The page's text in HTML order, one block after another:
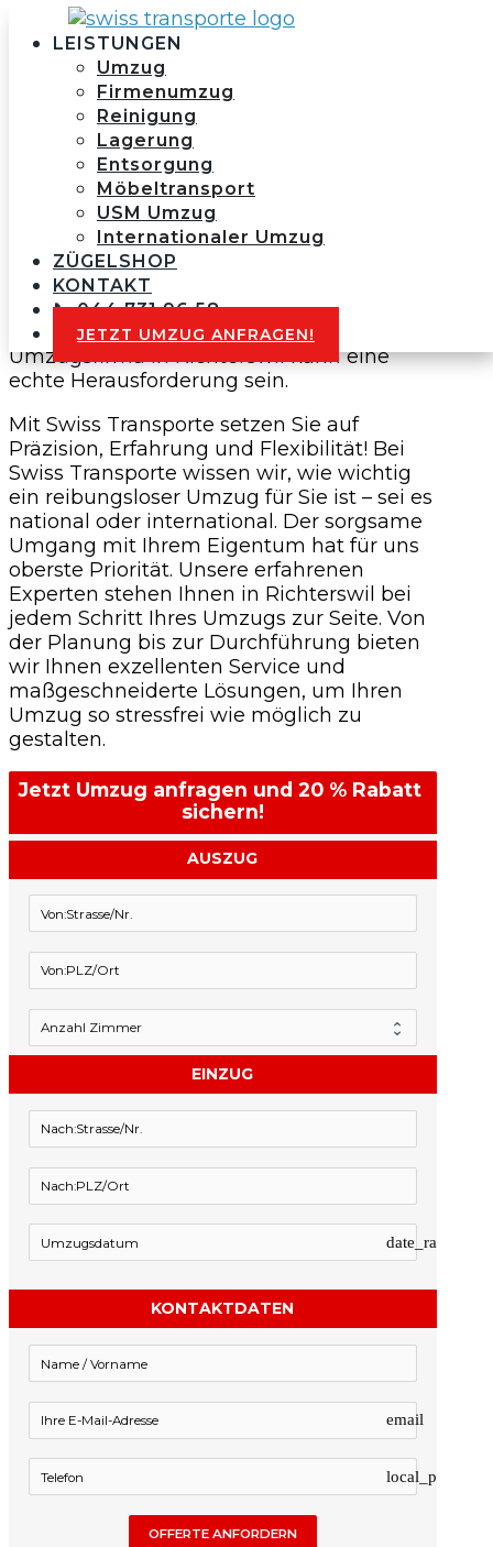
LEISTUNGEN
Umzug
Firmenumzug
Reinigung
Lagerung
Entsorgung
Möbeltransport
USM Umzug
Internationaler Umzug
ZÜGELSHOP
KONTAKT
📞 044 731 96 58
JETZT UMZUG ANFRAGEN!
Privatumzug
Richterswil
Die Suche nach einer vertrauenswürdigen
Umzugsfirma in Richterswil kann eine
echte Herausforderung sein.
Mit Swiss Transporte setzen Sie auf
Präzision, Erfahrung und Flexibilität! Bei
Swiss Transporte wissen wir, wie wichtig
ein reibungsloser Umzug für Sie ist – sei es
national oder international. Der sorgsame
Umgang mit Ihrem Eigentum hat für uns
oberste Priorität. Unsere erfahrenen
Experten stehen Ihnen in Richterswil bei
jedem Schritt Ihres Umzugs zur Seite. Von
der Planung bis zur Durchführung bieten
wir Ihnen exzellenten Service und
maßgeschneiderte Lösungen, um Ihren
Umzug so stressfrei wie möglich zu
gestalten.
Jetzt Umzug anfragen und 20 % Rabatt
sichern!
AUSZUG
EINZUG
date_range
KONTAKTDATEN
email
local_phone
OFFERTE ANFORDERN